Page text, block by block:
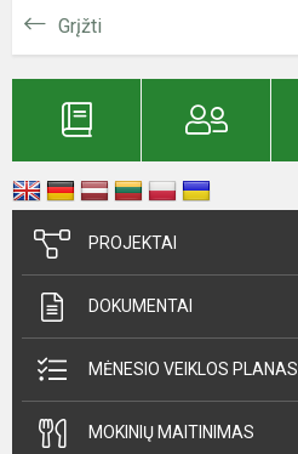
Grįžti
PROJEKTAI
DOKUMENTAI
MĖNESIO VEIKLOS PLANAS
MOKINIŲ MAITINIMAS